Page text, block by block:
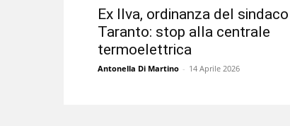
Ex Ilva, ordinanza del
Taranto: stop alla centrale
termoelettrica
Antonella Di Martino - 14 Aprile 2026